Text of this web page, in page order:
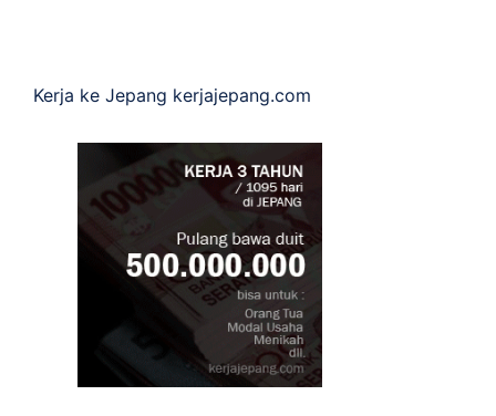
Kerja ke Jepang kerjajepang.com